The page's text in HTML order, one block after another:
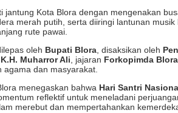
jantung Kota Blora dengan mengenakan
merah putih, serta diiringi lantunan musik
rute pawai.
oleh Bupati Blora , disaksikan oleh
Muharror Ali , jajaran Forkopimda Blora
dan masyarakat.
menegaskan bahwa Hari Santri
reflektif untuk meneladani
merebut dan mempertahankan